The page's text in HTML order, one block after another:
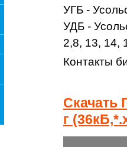
УГБ -
УДБ -
2,8, 13, 14,
Контакты
Скачать
г